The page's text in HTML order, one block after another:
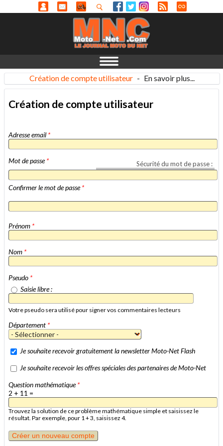
Création de compte utilisateur - En savoir plus...
Création de compte utilisateur
Adresse email *
Sécurité du mot de passe :
Mot de passe*
Confirmer le mot de passe*
Prénom *
Nom *
Pseudo *
Saisie libre :
Votre pseudo sera utilisé pour signer vos commentaires lecteurs
Département *
Je souhaite recevoir gratuitement la newsletter Moto-Net Flash
Je souhaite recevoir les offres spéciales des partenaires de Moto-Net
Question mathématique*
2 + 11 =
Trouvez la solution de ce problème mathématique simple et saisissez le
résultat. Par exemple, pour 1 + 3, saisissez 4.